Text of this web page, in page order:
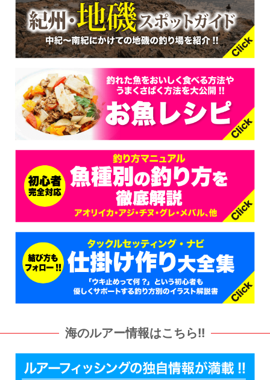
海のルアー情報はこちら!!